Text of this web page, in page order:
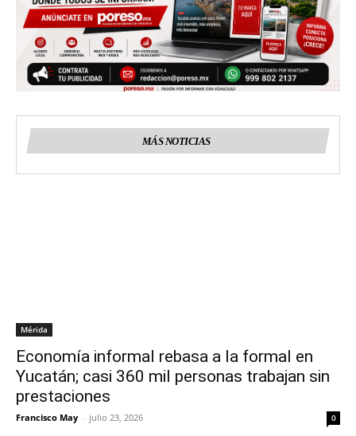
MÁS NOTICIAS
Mérida
Economía informal rebasa a la formal en
Yucatán; casi 360 mil personas trabajan sin
prestaciones
Francisco May - julio 23, 2026 0